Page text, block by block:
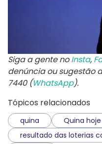
Siga a gente noInsta,
denúncia ou sugestão
7440 (WhatsApp).
Tópicos relacionados
quina
Quina hoje
resultado das loterias